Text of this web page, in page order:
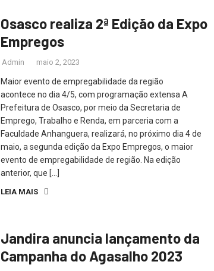
Osasco realiza 2ª Edição da Expo
Empregos
Admin maio 2, 2023
Maior evento de empregabilidade da região
acontece no dia 4/5, com programação extensa A
Prefeitura de Osasco, por meio da Secretaria de
Emprego, Trabalho e Renda, em parceria com a
Faculdade Anhanguera, realizará, no próximo dia 4 de
maio, a segunda edição da Expo Empregos, o maior
evento de empregabilidade de região. Na edição
anterior, que […]
LEIA MAIS
Jandira anuncia lançamento da
Campanha do Agasalho 2023